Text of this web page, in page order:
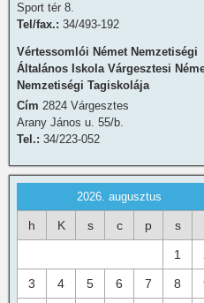
Sport tér 8.
Tel/fax.: 34/493-192
Vértessomlói Német Nemzetiségi
Általános Iskola Várgesztesi
Nemzetiségi Tagiskolája
Cím 2824 Várgesztes
Arany János u. 55/b.
Tel.: 34/223-052
2026. augusztus
h K s c p s
1
3 4 5 6 7 8